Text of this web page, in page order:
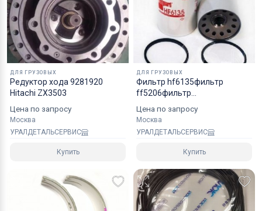
надежным уровнем защиты.
Специалисты компании готовы взять на себя все
мероприятия по оформлению документов и
перевозке вашего заказа в любой регион РФ, в
страны СНГ, Азии и ЕС.
ДЛЯ ГРУЗОВЫХ
Редуктор хода 9281920
Hitachi ZX3503
Цена по запросу
Москва
УРАЛДЕТАЛЬСЕРВИС
Купить
ДЛЯ ГРУЗОВЫХ
Фильтр hf6135фильтр
ff5206фильтр
Цена по запросу
Москва
УРАЛДЕТАЛЬСЕРВИС
Купить